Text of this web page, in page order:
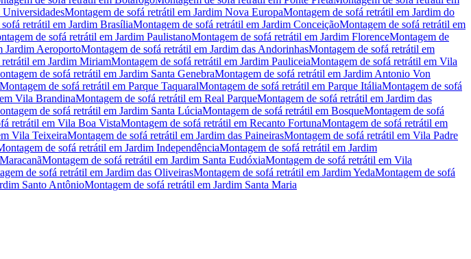
UniversidadesMontagem de sofá retrátil em Jardim Nova EuropaMontagem de sofá retrátil em Jardim do
retrátil em Jardim BrasíliaMontagem de sofá retrátil em Jardim ConceiçãoMontagem de sofá retrátil em
de sofá retrátil em Jardim PaulistanoMontagem de sofá retrátil em Jardim FlorenceMontagem de
Jardim AeroportoMontagem de sofá retrátil em Jardim das AndorinhasMontagem de sofá retrátil em
em Jardim MiriamMontagem de sofá retrátil em Jardim PauliceiaMontagem de sofá retrátil em Vila
de sofá retrátil em Jardim Santa GenebraMontagem de sofá retrátil em Jardim Antonio Von
Montagem de sofá retrátil em Parque TaquaralMontagem de sofá retrátil em Parque ItáliaMontagem de sofá
em Vila BrandinaMontagem de sofá retrátil em Real ParqueMontagem de sofá retrátil em Jardim das
de sofá retrátil em Jardim Santa LúciaMontagem de sofá retrátil em BosqueMontagem de sofá
retrátil em Vila Boa VistaMontagem de sofá retrátil em Recanto FortunaMontagem de sofá retrátil em
Vila TeixeiraMontagem de sofá retrátil em Jardim das PaineirasMontagem de sofá retrátil em Vila Padre
de sofá retrátil em Jardim IndependênciaMontagem de sofá retrátil em Jardim
Montagem de sofá retrátil em Jardim Santa EudóxiaMontagem de sofá retrátil em Vila
de sofá retrátil em Jardim das OliveirasMontagem de sofá retrátil em Jardim YedaMontagem de sofá
Santo AntônioMontagem de sofá retrátil em Jardim Santa Maria